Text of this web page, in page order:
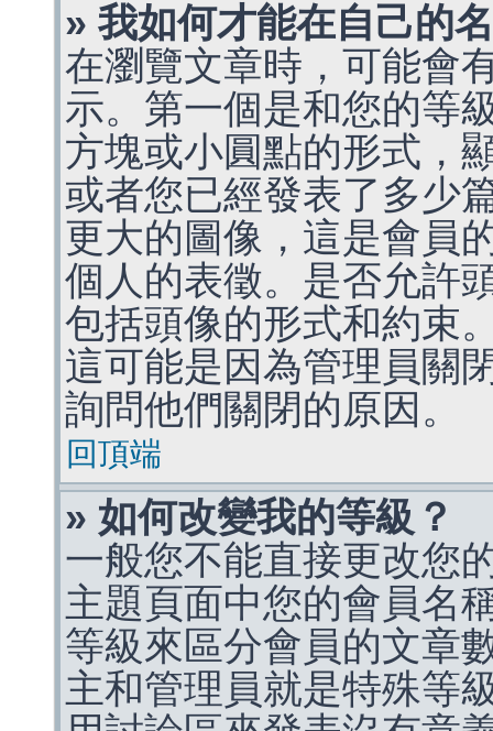
» 我如何才能在自己的
在瀏覽文章時，可能會
示。第一個是和您的等
方塊或小圓點的形式，
或者您已經發表了多少
更大的圖像，這是會員
個人的表徵。是否允許
包括頭像的形式和約束
這可能是因為管理員關
詢問他們關閉的原因。
回頂端
» 如何改變我的等級？
一般您不能直接更改您
主題頁面中您的會員名
等級來區分會員的文章
主和管理員就是特殊等